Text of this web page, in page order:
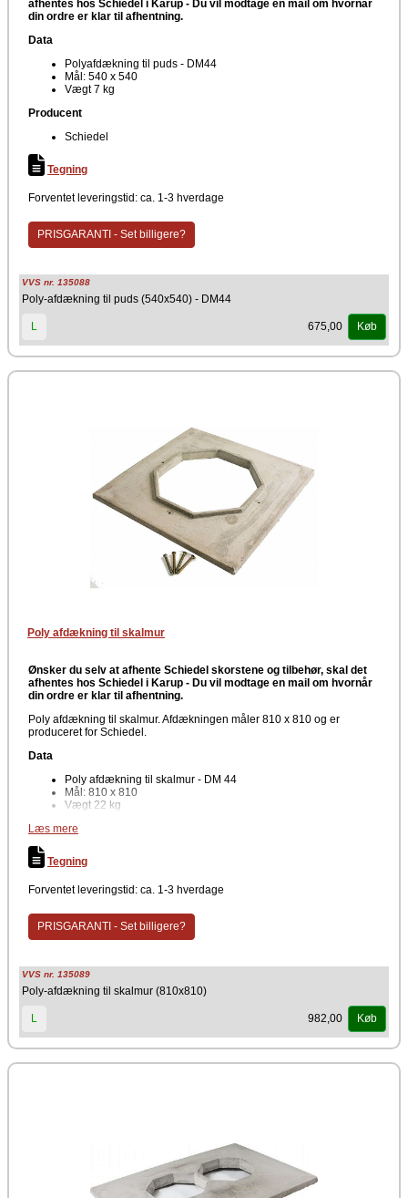
afhentes hos Schiedel i Karup - Du vil modtage en mail om hvornår
din ordre er klar til afhentning.
Data
Polyafdækning til puds - DM44
Mål: 540 x 540
Vægt 7 kg
Producent
Schiedel
Tegning
Forventet leveringstid: ca. 1-3 hverdage
PRISGARANTI - Set billigere?
VVS nr. 135088
Poly-afdækning til puds (540x540) - DM44
L 675,00 Køb
Poly afdækning til skalmur
Ønsker du selv at afhente Schiedel skorstene og tilbehør, skal det
afhentes hos Schiedel i Karup - Du vil modtage en mail om hvornår
din ordre er klar til afhentning.
Poly afdækning til skalmur. Afdækningen måler 810 x 810 og er
produceret for Schiedel.
Data
Poly afdækning til skalmur - DM 44
Mål: 810 x 810
Vægt 22 kg
Producent
Læs mere
Tegning
Forventet leveringstid: ca. 1-3 hverdage
PRISGARANTI - Set billigere?
VVS nr. 135089
Poly-afdækning til skalmur (810x810)
L 982,00 Køb